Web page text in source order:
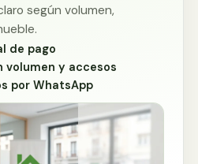
según volumen,
de pago
volumen y accesos
por WhatsApp